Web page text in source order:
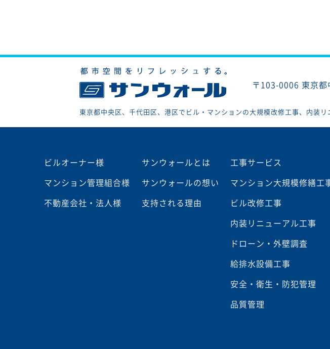
〒103-0006 東京都
東京都中央区、千代田区、港区でビル・マンションの大規模改修工事、内装
ビルオーナー様
マンション管理組合様
不動産会社・法人様
サンウォールとは
サンウォールの想い
支持される理由
工事サービス
マンション大規模修繕工
ビル改修工事
内装リニューアル工事
ドローン・外壁調査
給排水設備工事
安全・衛生・防犯管理
品質管理